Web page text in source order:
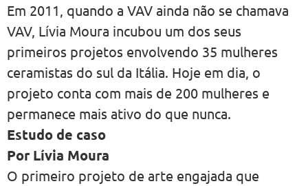
Em 2011, quando a VAV ainda não se chamava
VAV, Lívia Moura incubou um dos seus
primeiros projetos envolvendo 35 mulheres
ceramistas do sul da Itália. Hoje em dia, o
projeto conta com mais de 200 mulheres e
permanece mais ativo do que nunca.
Estudo de caso
Por Lívia Moura
O primeiro projeto de arte engajada que